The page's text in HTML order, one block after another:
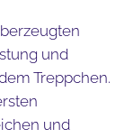
und
Treppchen.
und